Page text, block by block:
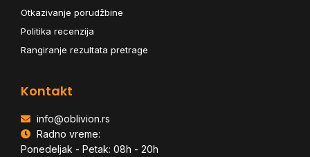
Otkazivanje porudžbine
Politika recenzija
Rangiranje rezultata pretrage
Kontakt
info@oblivion.rs
Radno vreme:
Ponedeljak - Petak: 08h - 20h